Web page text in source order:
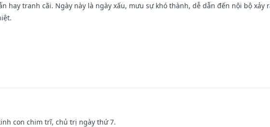
hay tranh cãi. Ngày này là ngày xấu, mưu sự khó thành, dễ dẫn đến nội bộ xảy
con chim trĩ, chủ trị ngày thứ 7.